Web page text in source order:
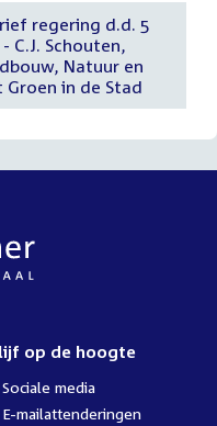
regering d.d. 5
C.J. Schouten,
Natuur en
in de Stad
op de hoogte
Sociale media
E-mailattenderingen